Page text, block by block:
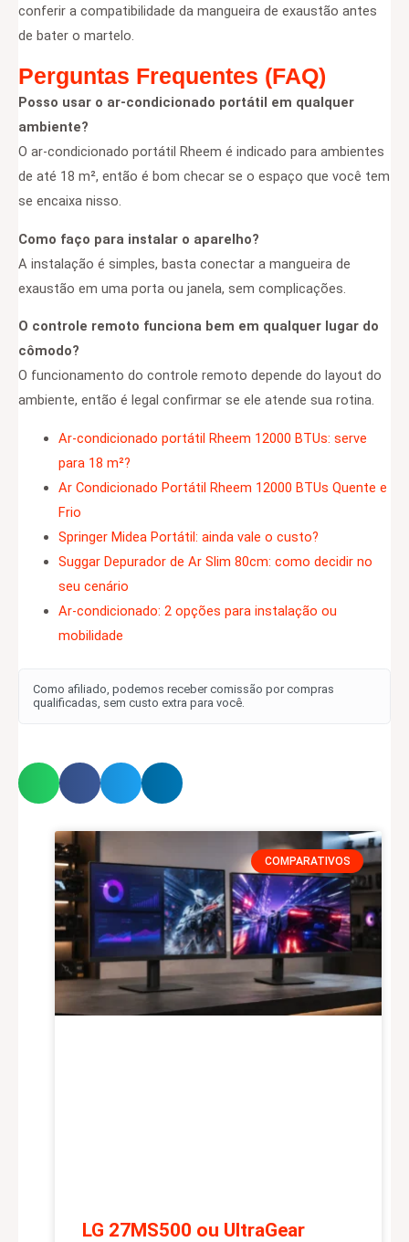
conferir a compatibilidade da mangueira de exaustão antes
de bater o martelo.
Perguntas Frequentes (FAQ)
Posso usar o ar-condicionado portátil em qualquer
ambiente?
O ar-condicionado portátil Rheem é indicado para ambientes
de até 18 m², então é bom checar se o espaço que você tem
se encaixa nisso.
Como faço para instalar o aparelho?
A instalação é simples, basta conectar a mangueira de
exaustão em uma porta ou janela, sem complicações.
O controle remoto funciona bem em qualquer lugar do
cômodo?
O funcionamento do controle remoto depende do layout do
ambiente, então é legal confirmar se ele atende sua rotina.
Ar-condicionado portátil Rheem 12000 BTUs: serve
para 18 m²?
Ar Condicionado Portátil Rheem 12000 BTUs Quente e
Frio
Springer Midea Portátil: ainda vale o custo?
Suggar Depurador de Ar Slim 80cm: como decidir no
seu cenário
Ar-condicionado: 2 opções para instalação ou
mobilidade
Como afiliado, podemos receber comissão por compras
qualificadas, sem custo extra para você.
COMPARATIVOS
LG 27MS500 ou UltraGear